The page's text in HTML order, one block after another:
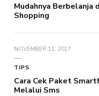
Mudahnya Berbelanja
Shopping
NOVEMBER 11, 2017
TIPS
Cara Cek Paket
Melalui Sms